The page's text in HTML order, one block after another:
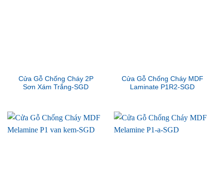
Cửa Gỗ Chống Cháy 2P
Sơn Xám Trắng-SGD
Cửa Gỗ Chống Cháy MDF
Laminate P1R2-SGD